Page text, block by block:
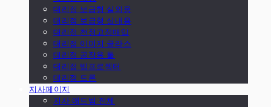
대리점 보급형 실외용
대리점 보급형 실내용
대리점 천정고정매입
대리점 이미지 글라스
대리점 공작용 툴
대리점 빔프로젝터
대리점 드론
지사페이지
지사 애드빔 전체